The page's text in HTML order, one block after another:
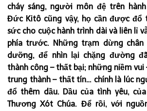
cháy sáng, người môn đệ trên
Đức Kitô cũng vậy, họ cần được đổ
sức cho cuộc hành trình dài và liên lỉ
phía trước. Những trạm dừng
dưỡng, để nhìn lại chặng đường
thành công – thất bại; những niềm vui
trung thành – thất tín… chính là lúc
đổ thêm dầu. Dầu của tình yêu,
Thương Xót Chúa. Để rồi, với